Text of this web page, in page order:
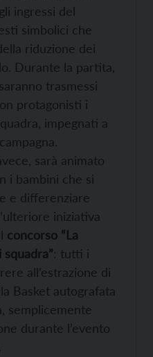
ingressi del
simbolici che
riduzione dei
Durante la partita,
trasmessi
protagonisti i
impegnati a
sarà animato
i bambini che si
e differenziare
iniziativa
concorso “La
: tutti i
all’estrazione di
Basket autografata
semplicemente
durante l’evento